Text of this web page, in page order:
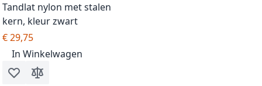
Tandlat nylon met stalen
kern, kleur zwart
€ 29,75
In Winkelwagen
Voeg toe aan verlanglijst
Toevoegen om te vergelijken